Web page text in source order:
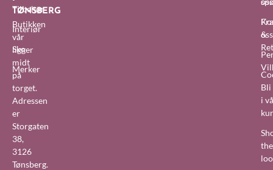
TØNSBERG
Butikken
vår
ligger
midt
på
torget.
Adressen
er
Storgaten
38,
3126
Tønsberg.
Tilbehør
Interiør
Sko
Merker
&
Bli
i
the
oss